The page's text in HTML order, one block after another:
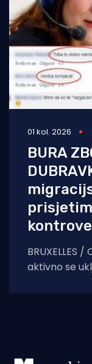
01 kol. 2026
BURA
BRUXELLES
aktivno se